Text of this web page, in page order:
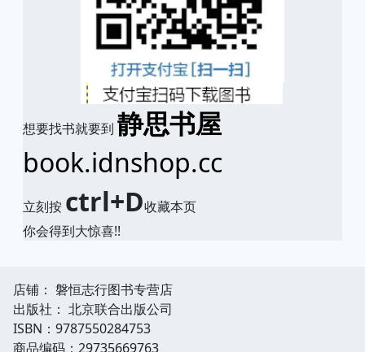
想要找书就要到 静思书屋
book.idnshop.cc
立刻按 ctrl+D收藏本页
你会得到大惊喜!!
店铺： 磐恒志行图书专营店
出版社： 北京联合出版公司
ISBN：9787550284753
商品编码：29735669763